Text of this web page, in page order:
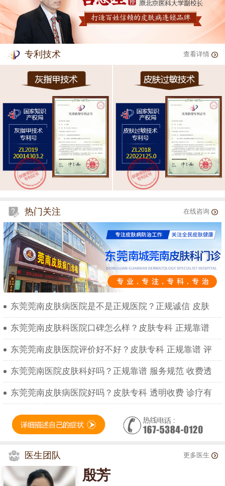
专利技术 查看详情
热门关注 在线咨询
东莞莞南皮肤病医院是不是正规医院？正规诚信 皮肤
东莞莞南皮肤科医院口碑怎么样？皮肤专科 正规靠谱
东莞莞南皮肤医院评价好不好？皮肤专科 正规靠谱 评
东莞莞南医院皮肤科好吗？正规靠谱 服务规范 收费透
东莞莞南皮肤病医院好吗？皮肤专科 透明收费 诊疗有
医生团队 更多医生
殷芳